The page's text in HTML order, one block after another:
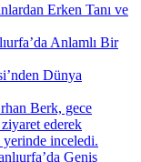
Erken Tanı ve
Anlamlı Bir
Dünya
Berk, gece
ederek
yerinde inceledi.
Geniş